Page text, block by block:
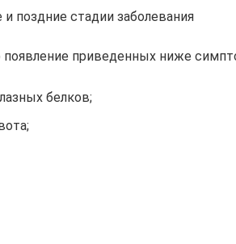
поздние стадии заболевания
появление приведенных ниже
белков;